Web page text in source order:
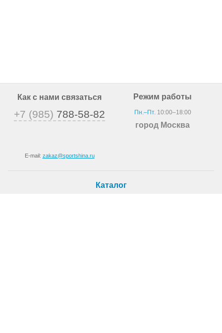
Как с нами связаться
+7 (985) 788-58-82
E-mail: zakaz@sportshina.ru
Режим работы
Пн.–Пт.10:00–18:00
город Москва
Каталог